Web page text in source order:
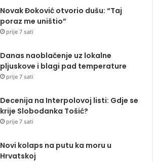
Novak Đoković otvorio dušu: “Taj
poraz me uništio”
prije 7 sati
Danas naoblačenje uz lokalne
pljuskove i blagi pad temperature
prije 7 sati
Decenija na Interpolovoj listi: Gdje se
krije Slobodanka Tošić?
prije 7 sati
Novi kolaps na putu ka moru u
Hrvatskoj